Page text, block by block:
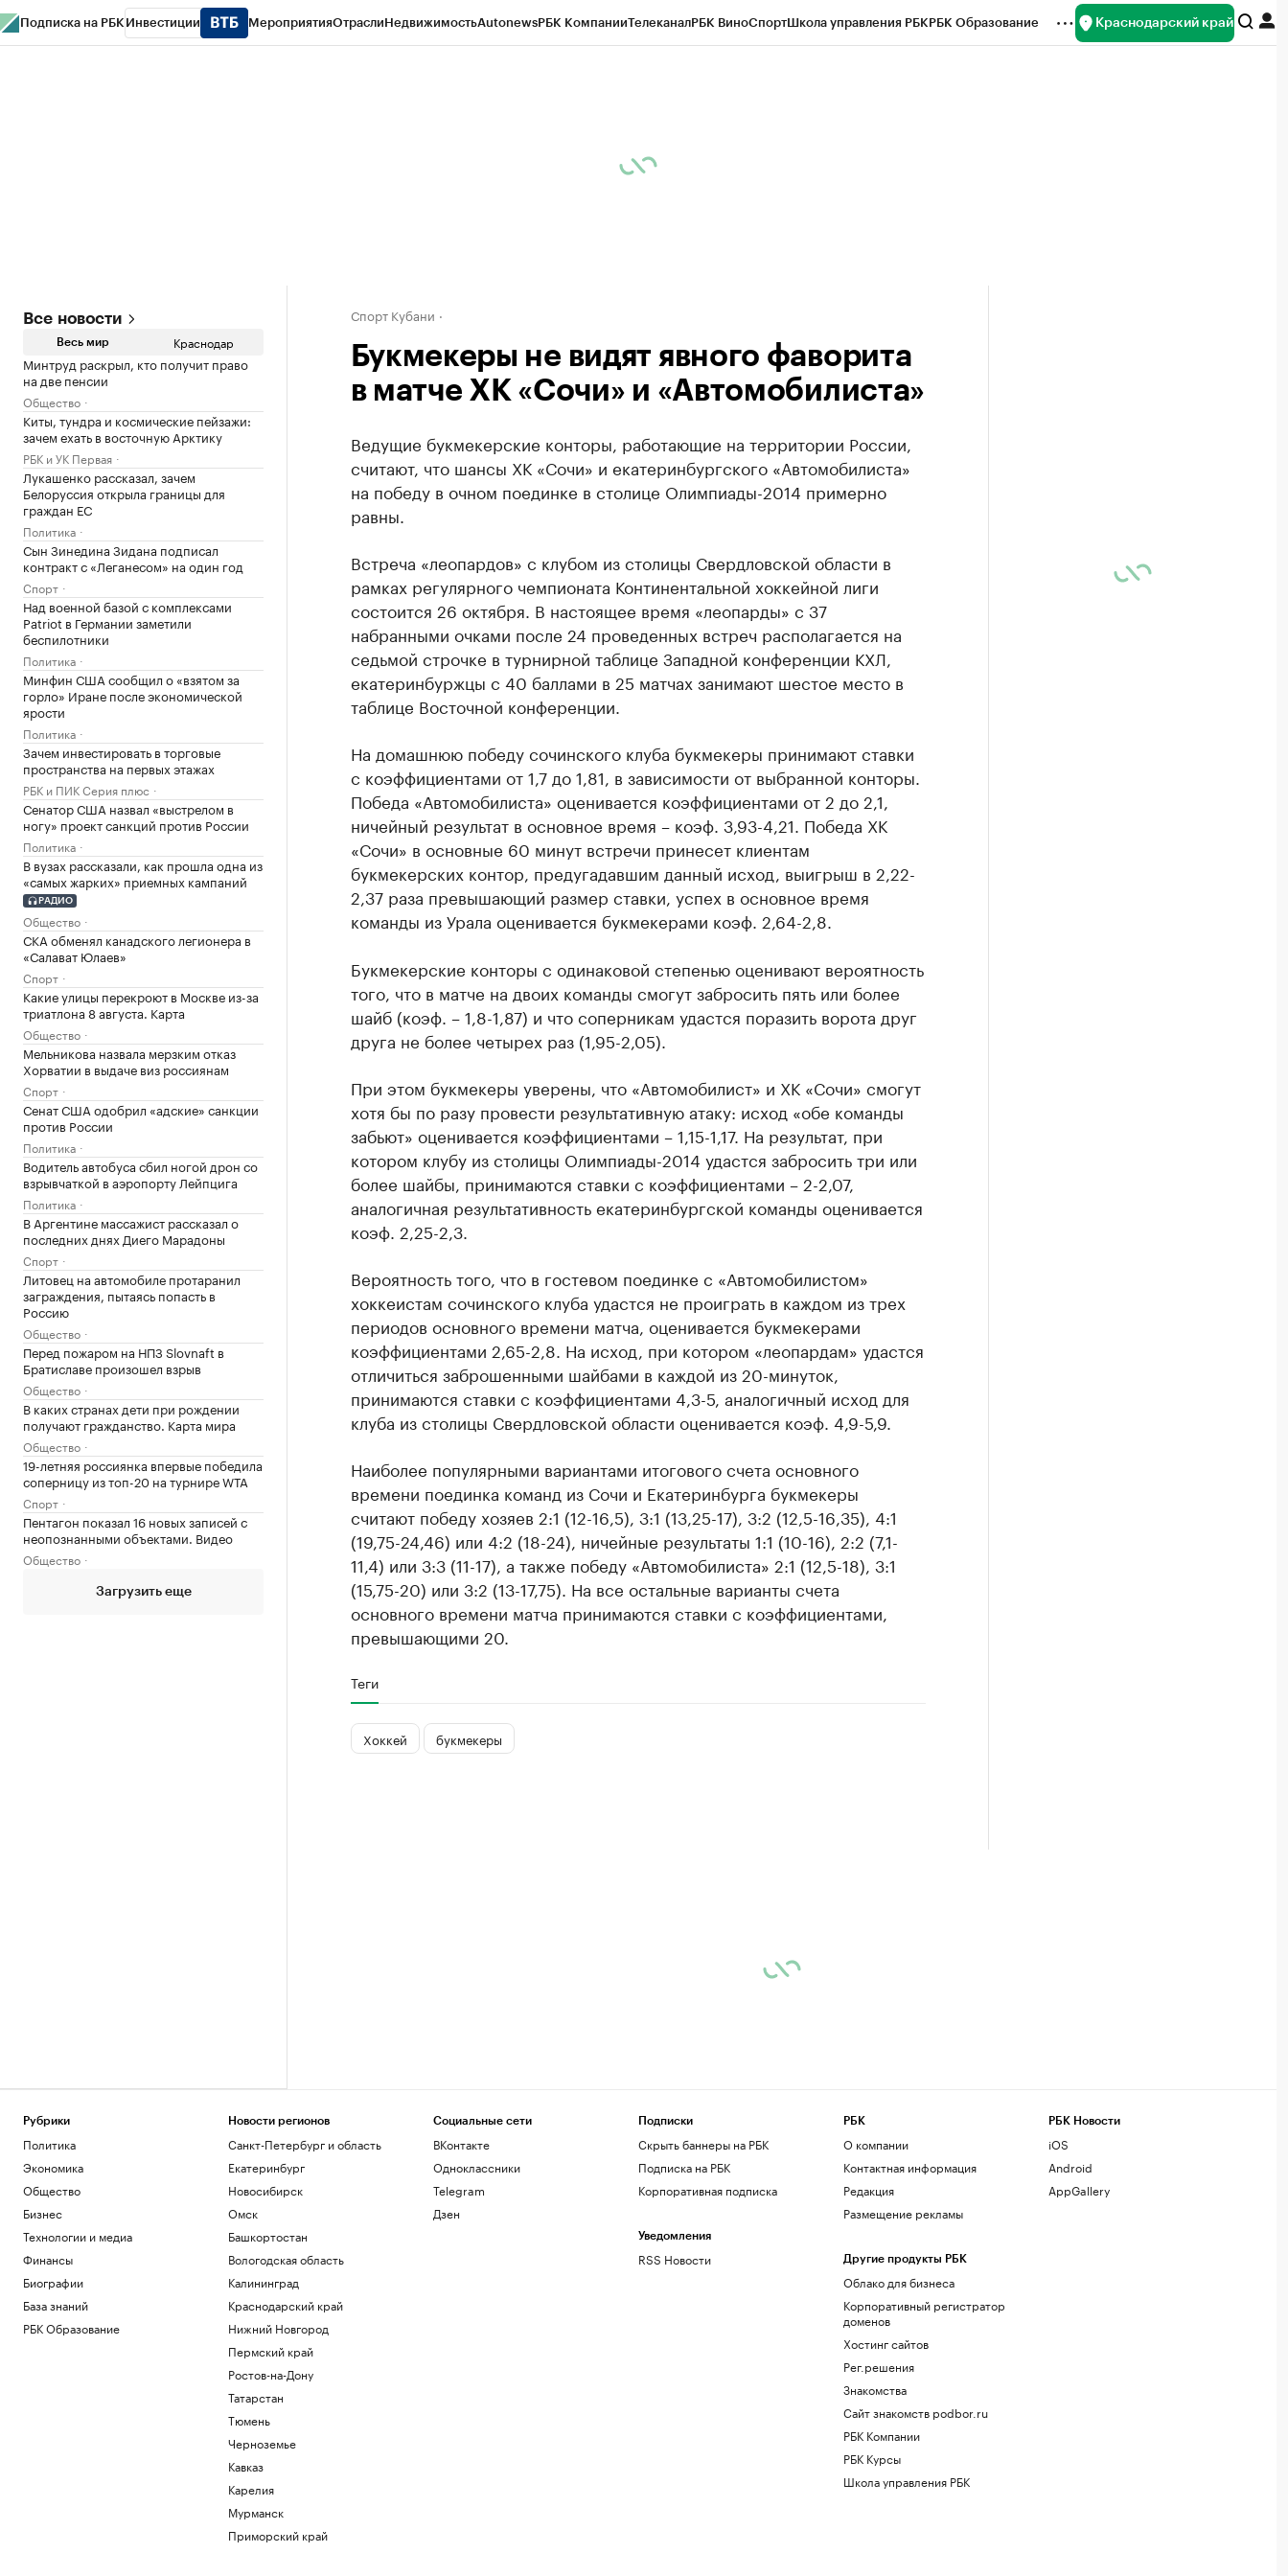
Подписка на РБК Инвестиции МероприятияОтраслиНедвижимостьAutonewsРБК КомпанииТелеканалРБК ВиноСпортШкола управления РБКРБК Образование Краснодарский край
Все новости
Весь мир Краснодар
Минтруд раскрыл, кто получит право
на две пенсии
Общество
Киты, тундра и космические пейзажи:
зачем ехать в восточную Арктику
РБК и УК Первая
Лукашенко рассказал, зачем
Белоруссия открыла границы для
граждан ЕС
Политика
Сын Зинедина Зидана подписал
контракт с «Леганесом» на один год
Спорт
Над военной базой с комплексами
Patriot в Германии заметили
беспилотники
Политика
Минфин США сообщил о «взятом за
горло» Иране после экономической
ярости
Политика
Зачем инвестировать в торговые
пространства на первых этажах
РБК и ПИК Серия плюс
Сенатор США назвал «выстрелом в
ногу» проект санкций против России
Политика
В вузах рассказали, как прошла одна из
«самых жарких» приемных кампаний
РАДИО
Общество
СКА обменял канадского легионера в
«Салават Юлаев»
Спорт
Какие улицы перекроют в Москве из-за
триатлона 8 августа. Карта
Общество
Мельникова назвала мерзким отказ
Хорватии в выдаче виз россиянам
Спорт
Сенат США одобрил «адские» санкции
против России
Политика
Водитель автобуса сбил ногой дрон со
взрывчаткой в аэропорту Лейпцига
Политика
В Аргентине массажист рассказал о
последних днях Диего Марадоны
Спорт
Литовец на автомобиле протаранил
заграждения, пытаясь попасть в
Россию
Общество
Перед пожаром на НПЗ Slovnaft в
Братиславе произошел взрыв
Общество
В каких странах дети при рождении
получают гражданство. Карта мира
Общество
19-летняя россиянка впервые победила
соперницу из топ-20 на турнире WTA
Спорт
Пентагон показал 16 новых записей с
неопознанными объектами. Видео
Общество
Загрузить еще
Спорт Кубани
Букмекеры не видят явного фаворита
в матче ХК «Сочи» и «Автомобилиста»
Ведущие букмекерские конторы, работающие на территории России,
считают, что шансы ХК «Сочи» и екатеринбургского «Автомобилиста»
на победу в очном поединке в столице Олимпиады-2014 примерно
равны.
Встреча «леопардов» с клубом из столицы Свердловской области в
рамках регулярного чемпионата Континентальной хоккейной лиги
состоится 26 октября. В настоящее время «леопарды» с 37
набранными очками после 24 проведенных встреч располагается на
седьмой строчке в турнирной таблице Западной конференции КХЛ,
екатеринбуржцы с 40 баллами в 25 матчах занимают шестое место в
таблице Восточной конференции.
На домашнюю победу сочинского клуба букмекеры принимают ставки
с коэффициентами от 1,7 до 1,81, в зависимости от выбранной конторы.
Победа «Автомобилиста» оценивается коэффициентами от 2 до 2,1,
ничейный результат в основное время – коэф. 3,93-4,21. Победа ХК
«Сочи» в основные 60 минут встречи принесет клиентам
букмекерских контор, предугадавшим данный исход, выигрыш в 2,22-
2,37 раза превышающий размер ставки, успех в основное время
команды из Урала оценивается букмекерами коэф. 2,64-2,8.
Букмекерские конторы с одинаковой степенью оценивают вероятность
того, что в матче на двоих команды смогут забросить пять или более
шайб (коэф. – 1,8-1,87) и что соперникам удастся поразить ворота друг
друга не более четырех раз (1,95-2,05).
При этом букмекеры уверены, что «Автомобилист» и ХК «Сочи» смогут
хотя бы по разу провести результативную атаку: исход «обе команды
забьют» оценивается коэффициентами – 1,15-1,17. На результат, при
котором клубу из столицы Олимпиады-2014 удастся забросить три или
более шайбы, принимаются ставки с коэффициентами – 2-2,07,
аналогичная результативность екатеринбургской команды оценивается
коэф. 2,25-2,3.
Вероятность того, что в гостевом поединке с «Автомобилистом»
хоккеистам сочинского клуба удастся не проиграть в каждом из трех
периодов основного времени матча, оценивается букмекерами
коэффициентами 2,65-2,8. На исход, при котором «леопардам» удастся
отличиться заброшенными шайбами в каждой из 20-минуток,
принимаются ставки с коэффициентами 4,3-5, аналогичный исход для
клуба из столицы Свердловской области оценивается коэф. 4,9-5,9.
Наиболее популярными вариантами итогового счета основного
времени поединка команд из Сочи и Екатеринбурга букмекеры
считают победу хозяев 2:1 (12-16,5), 3:1 (13,25-17), 3:2 (12,5-16,35), 4:1
(19,75-24,46) или 4:2 (18-24), ничейные результаты 1:1 (10-16), 2:2 (7,1-
11,4) или 3:3 (11-17), а также победу «Автомобилиста» 2:1 (12,5-18), 3:1
(15,75-20) или 3:2 (13-17,75). На все остальные варианты счета
основного времени матча принимаются ставки с коэффициентами,
превышающими 20.
Теги
Хоккей букмекеры
Рубрики
Политика
Экономика
Общество
Бизнес
Технологии и медиа
Финансы
Биографии
База знаний
РБК Образование
Новости регионов
Санкт-Петербург и область
Екатеринбург
Новосибирск
Омск
Башкортостан
Вологодская область
Калининград
Краснодарский край
Нижний Новгород
Пермский край
Ростов-на-Дону
Татарстан
Тюмень
Черноземье
Кавказ
Карелия
Мурманск
Приморский край
Социальные сети
ВКонтакте
Одноклассники
Telegram
Дзен
Подписки
Скрыть баннеры на РБК
Подписка на РБК
Корпоративная подписка
Уведомления
RSS Новости
РБК
О компании
Контактная информация
Редакция
Размещение рекламы
Другие продукты РБК
Облако для бизнеса
Корпоративный регистратор
доменов
Хостинг сайтов
Рег.решения
Знакомства
Сайт знакомств podbor.ru
РБК Компании
РБК Курсы
Школа управления РБК
РБК Новости
iOS
Android
AppGallery